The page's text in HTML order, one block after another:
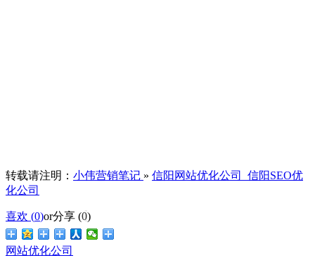
转载请注明： 小伟营销笔记 » 信阳网站优化公司_信阳SEO优
化公司
喜欢 (0)or分享 (0)
网站优化公司